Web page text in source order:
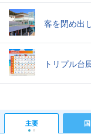
客を閉め出
トリプル台
主要